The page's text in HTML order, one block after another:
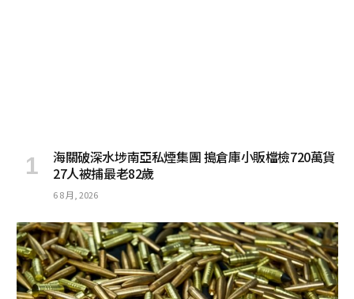
海關破深水埗南亞私煙集團 搗倉庫小販檔檢720萬貨
27人被捕最老82歲
6 8 月, 2026